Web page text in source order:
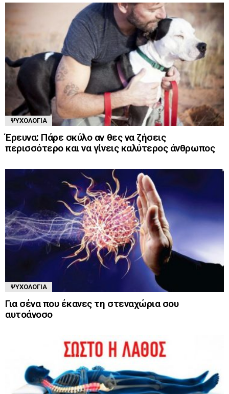
ΨΥΧΟΛΟΓΊΑ
Έρευνα: Πάρε σκύλο αν θες να ζήσεις
περισσότερο και να γίνεις καλύτερος άνθρωπος
ΨΥΧΟΛΟΓΊΑ
Για σένα που έκανες τη στεναχώρια σου
αυτοάνοσο